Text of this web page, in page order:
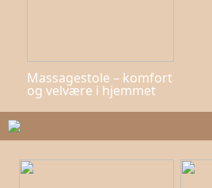
Massagestole – komfort
og velvære i hjemmet